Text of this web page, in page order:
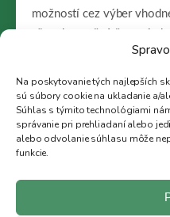
Na poskytovanie tých najlepších
sú súbory cookie na ukladanie a/
Súhlas s týmito technológiami
správanie pri prehliadaní alebo
alebo odvolanie súhlasu môže
funkcie.
možností cez výber
hamracek@38rk.sk